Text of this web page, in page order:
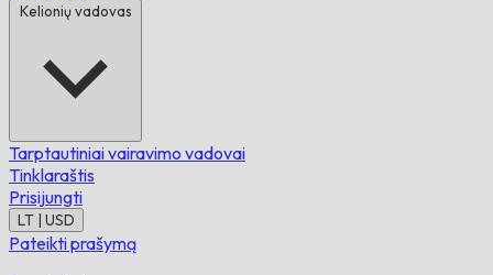
Kelionių vadovas
Tarptautiniai vairavimo vadovai
Tinklaraštis
Prisijungti
LT | USD
Pateikti prašymą